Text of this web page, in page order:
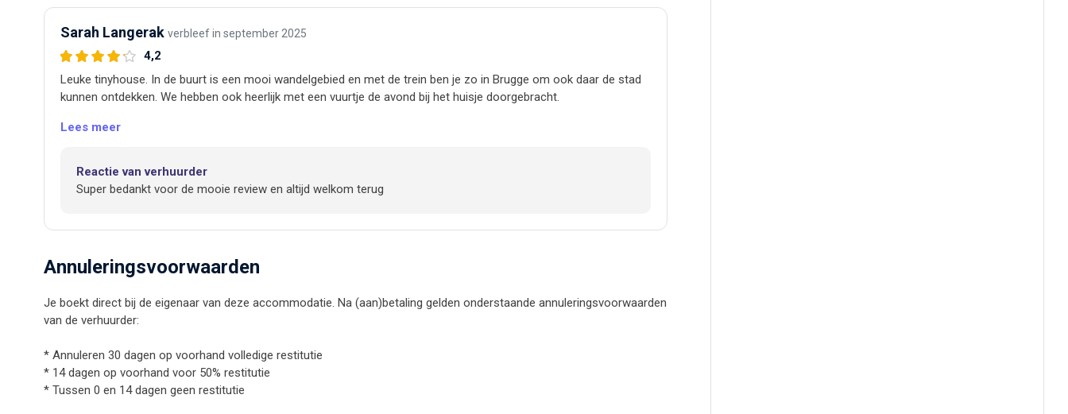
Sarah Langerak verbleef in september 2025
4,2
Leuke tinyhouse. In de buurt is een mooi wandelgebied en met de trein ben je zo in Brugge om ook daar de stad
kunnen ontdekken. We hebben ook heerlijk met een vuurtje de avond bij het huisje doorgebracht.
Lees meer
Reactie van verhuurder
Super bedankt voor de mooie review en altijd welkom terug
Annuleringsvoorwaarden
Je boekt direct bij de eigenaar van deze accommodatie. Na (aan)betaling gelden onderstaande annuleringsvoorwaarden
van de verhuurder:
* Annuleren 30 dagen op voorhand volledige restitutie
* 14 dagen op voorhand voor 50% restitutie
* Tussen 0 en 14 dagen geen restitutie